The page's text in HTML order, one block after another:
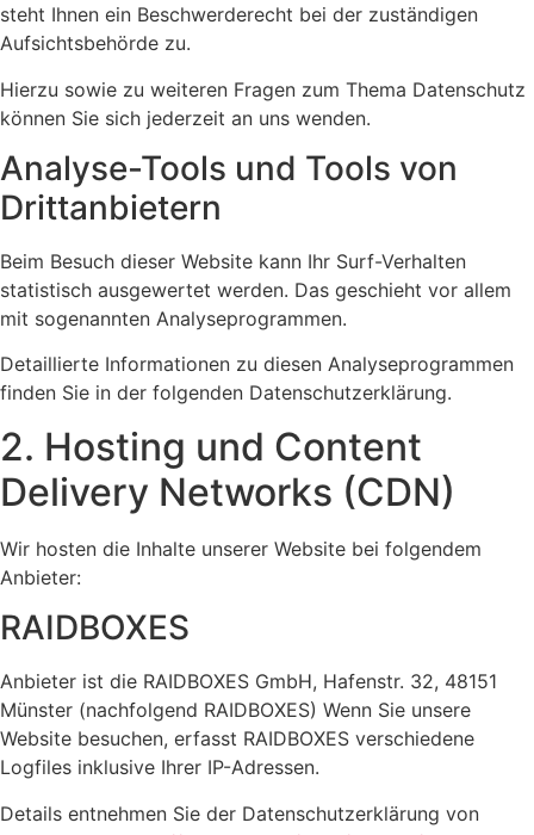
steht Ihnen ein Beschwerderecht bei der zuständigen
Aufsichtsbehörde zu.
Hierzu sowie zu weiteren Fragen zum Thema Datenschutz
können Sie sich jederzeit an uns wenden.
Analyse-Tools und Tools von
Dritt­anbietern
Beim Besuch dieser Website kann Ihr Surf-Verhalten
statistisch ausgewertet werden. Das geschieht vor allem
mit sogenannten Analyseprogrammen.
Detaillierte Informationen zu diesen Analyseprogrammen
finden Sie in der folgenden Datenschutzerklärung.
2. Hosting und Content
Delivery Networks (CDN)
Wir hosten die Inhalte unserer Website bei folgendem
Anbieter:
RAIDBOXES
Anbieter ist die RAIDBOXES GmbH, Hafenstr. 32, 48151
Münster (nachfolgend RAIDBOXES) Wenn Sie unsere
Website besuchen, erfasst RAIDBOXES verschiedene
Logfiles inklusive Ihrer IP-Adressen.
Details entnehmen Sie der Datenschutzerklärung von